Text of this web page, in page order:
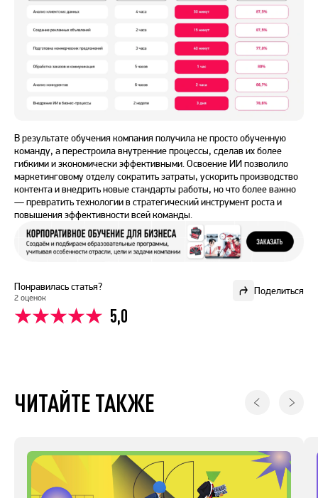
В результате обучения компания получила не просто обученную
команду, а перестроила внутренние процессы, сделав их более
гибкими и экономически эффективными. Освоение ИИ позволило
маркетинговому отделу сократить затраты, ускорить производство
контента и внедрить новые стандарты работы, но что более важно
— превратить технологии в стратегический инструмент роста и
повышения эффективности всей команды.
Поделиться
Понравилась статья?
2 оценок
5,0
ЧИТАЙТЕ ТАКЖЕ